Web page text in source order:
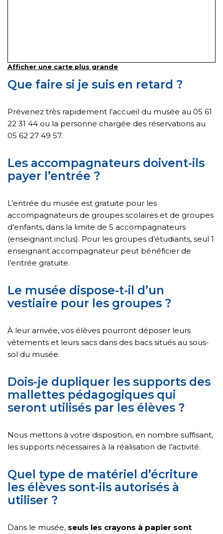
Afficher une carte plus grande
Que faire si je suis en retard ?
Prévenez très rapidement l’accueil du musée au 05 61
22 31 44 ou la personne chargée des réservations au
05 62 27 49 57.
Les accompagnateurs doivent-ils
payer l’entrée ?
L’entrée du musée est gratuite pour les
accompagnateurs de groupes scolaires et de groupes
d’enfants, dans la limite de 5 accompagnateurs
(enseignant inclus). Pour les groupes d’étudiants, seul 1
enseignant accompagnateur peut bénéficier de
l’entrée gratuite.
Le musée dispose-t-il d’un
vestiaire pour les groupes ?
À leur arrivée, vos élèves pourront déposer leurs
vêtements et leurs sacs dans des bacs situés au sous-
sol du musée.
Dois-je dupliquer les supports des
mallettes pédagogiques qui
seront utilisés par les élèves ?
Nous mettons à votre disposition, en nombre suffisant,
les supports nécessaires à la réalisation de l’activité.
Quel type de matériel d’écriture
les élèves sont-ils autorisés à
utiliser ?
Dans le musée, seuls les crayons à papier sont